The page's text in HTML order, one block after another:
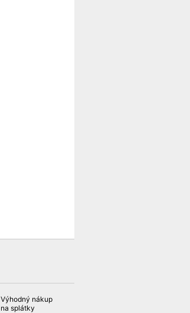
Výhodný nákup
na splátky